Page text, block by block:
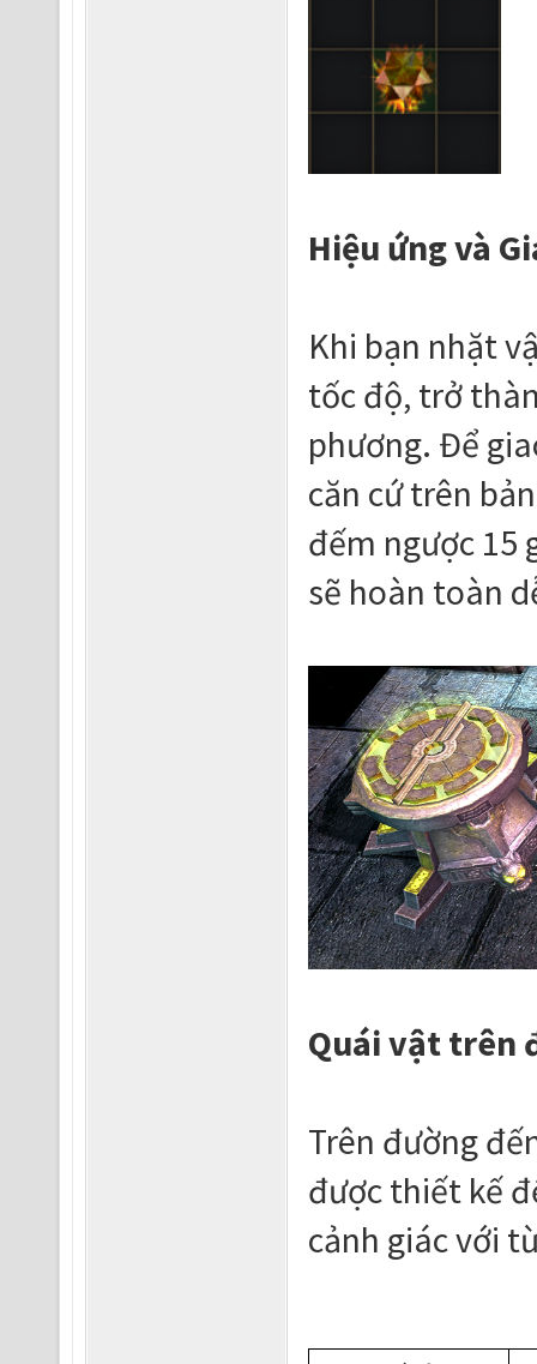
Hiệu ứng và
Khi bạn nhặt
tốc độ, trở
phương. Để
căn cứ trên
đếm ngược 15
sẽ hoàn toàn
Quái vật trên
Trên đường
được thiết kế
cảnh giác với